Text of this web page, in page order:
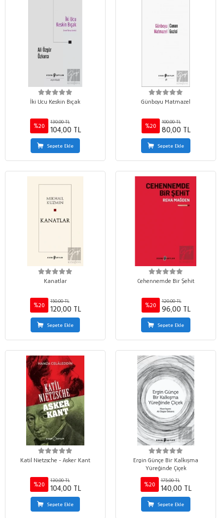
İki Ucu Keskin Bıçak
%20
130,00 TL
104,00 TL
Sepete Ekle
Günboyu Matmazel
%20
100,00 TL
80,00 TL
Sepete Ekle
Kanatlar
%20
150,00 TL
120,00 TL
Sepete Ekle
Cehennemde Bir Şehit
%20
120,00 TL
96,00 TL
Sepete Ekle
Katil Nietzsche - Asker Kant
%20
130,00 TL
104,00 TL
Sepete Ekle
Ergin Günçe Bir Kalkışma
Yüreğinde Çiçek
%20
175,00 TL
140,00 TL
Sepete Ekle